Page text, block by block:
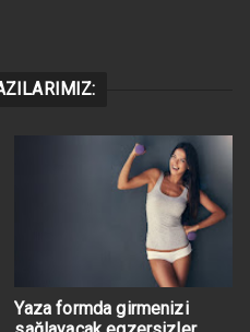
Yaza formda girmenizi